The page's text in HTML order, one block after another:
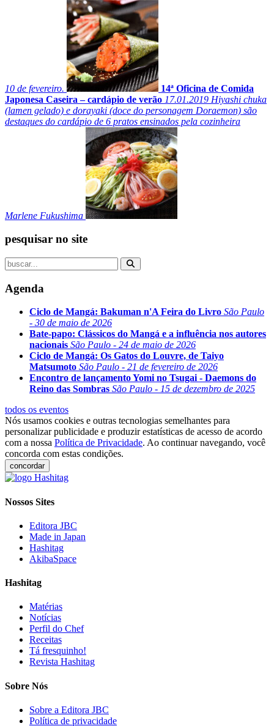
10 de fevereiro.
14ª Oficina de Comida
Japonesa Caseira – cardápio de verão 17.01.2019 Hiyashi chuka
(lamen gelado) e dorayaki (doce do personagem Doraemon) são
destaques do cardápio de 6 pratos ensinados pela cozinheira
Marlene Fukushima
pesquisar no site
Agenda
Ciclo de Mangá: Bakuman n'A Feira do Livro São Paulo
- 30 de maio de 2026
Bate-papo: Clássicos do Mangá e a influência nos autores
nacionais São Paulo - 24 de maio de 2026
Ciclo de Mangá: Os Gatos do Louvre, de Taiyo
Matsumoto São Paulo - 21 de fevereiro de 2026
Encontro de lançamento Yomi no Tsugai - Daemons do
Reino das Sombras São Paulo - 15 de dezembro de 2025
todos os eventos
Nós usamos cookies e outras tecnologias semelhantes para
personalizar publicidade e produzir estatísticas de acesso de acordo
com a nossa Política de Privacidade. Ao continuar navegando, você
concorda com estas condições.
concordar
Nossos Sites
Editora JBC
Made in Japan
Hashitag
AkibaSpace
Hashitag
Matérias
Notícias
Perfil do Chef
Receitas
Tá fresquinho!
Revista Hashitag
Sobre Nós
Sobre a Editora JBC
Política de privacidade